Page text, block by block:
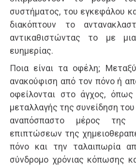
συστήματος, του εγκεφάλου
διακόπτουν το
αντικαθιστώντας το με
ευημερίας.
Ποια είναι τα οφέλη;
ανακούφιση από τον πόνο ή
οφείλονται στο άγχος,
μεταλλαγής της συνείδηση
αναπόσπαστο μέρος της
επιπτώσεων της
πόνο και την ταλαιπωρία
σύνδρομο χρόνιας κόπωσης